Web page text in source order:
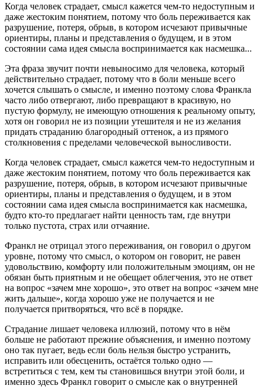
Когда человек страдает, смысл кажется чем-то недоступным и
даже жестоким понятием, потому что боль переживается как
разрушение, потеря, обрыв, в котором исчезают привычные
ориентиры, планы и представления о будущем, и в этом
состоянии сама идея смысла воспринимается как насмешка...
Эта фраза звучит почти невыносимо для человека, который
действительно страдает, потому что в боли меньше всего
хочется слышать о смысле, и именно поэтому слова Франкла
часто либо отвергают, либо превращают в красивую, но
пустую формулу, не имеющую отношения к реальному опыту,
хотя он говорил не из позиции утешителя и не из желания
придать страданию благородный оттенок, а из прямого
столкновения с пределами человеческой выносливости.
Когда человек страдает, смысл кажется чем-то недоступным и
даже жестоким понятием, потому что боль переживается как
разрушение, потеря, обрыв, в котором исчезают привычные
ориентиры, планы и представления о будущем, и в этом
состоянии сама идея смысла воспринимается как насмешка,
будто кто-то предлагает найти ценность там, где внутри
только пустота, страх или отчаяние.
Франкл не отрицал этого переживания, он говорил о другом
уровне, потому что смысл, о котором он говорит, не равен
удовольствию, комфорту или положительным эмоциям, он не
обязан быть приятным и не обещает облегчения, это не ответ
на вопрос «зачем мне хорошо», это ответ на вопрос «зачем мне
жить дальше», когда хорошо уже не получается и не
получается притворяться, что всё в порядке.
Страдание лишает человека иллюзий, потому что в нём
больше не работают прежние объяснения, и именно поэтому
оно так пугает, ведь если боль нельзя быстро устранить,
исправить или обесценить, остаётся только одно —
встретиться с тем, кем ты становишься внутри этой боли, и
именно здесь Франкл говорит о смысле как о внутренней